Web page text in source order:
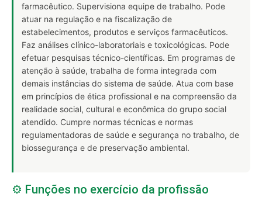
farmacêutico. Supervisiona equipe de trabalho. Pode
atuar na regulação e na fiscalização de
estabelecimentos, produtos e serviços farmacêuticos.
Faz análises clínico-laboratoriais e toxicológicas. Pode
efetuar pesquisas técnico-científicas. Em programas de
atenção à saúde, trabalha de forma integrada com
demais instâncias do sistema de saúde. Atua com base
em princípios de ética profissional e na compreensão da
realidade social, cultural e econômica do grupo social
atendido. Cumpre normas técnicas e normas
regulamentadoras de saúde e segurança no trabalho, de
biossegurança e de preservação ambiental.
⚙️ Funções no exercício da profissão